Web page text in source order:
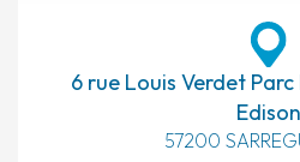
6 rue Louis Verdet
Edison
57200